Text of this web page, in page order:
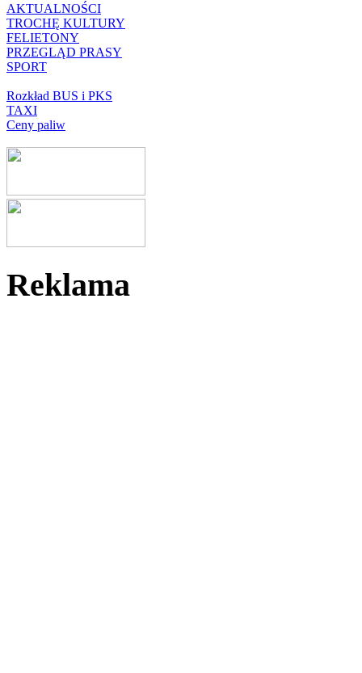
AKTUALNOŚCI
TROCHĘ KULTURY
FELIETONY
PRZEGLĄD PRASY
SPORT
Rozkład BUS i PKS
TAXI
Ceny paliw
Reklama